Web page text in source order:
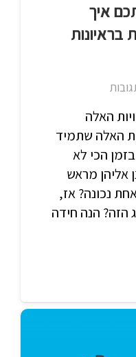
איך
בראיונות
האלה
האלה שתמיד
הכי לא
אליהן מראש
נכונה? אז,
הזה? הנה חידה